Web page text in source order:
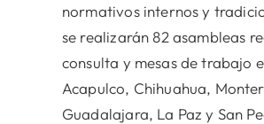
normativos internos y
se realizarán 82 asambleas
consulta y mesas de trabajo
Acapulco, Chihuahua,
Guadalajara, La Paz y San